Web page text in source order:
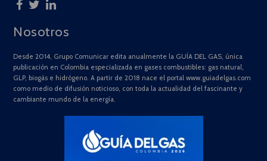
Nosotros
Desde 2014, Grupo Comunicar edita anualmente la GUÍA DEL GAS, única
publicación en Colombia especializada en gases combustibles: gas natural,
GLP, biogás e hidrógeno. A partir de 2018 nace el portal www.guiadelgas.com
como medio de difusión noticioso, con toda la actualidad del fascinante y
cambiante mundo de la energía.